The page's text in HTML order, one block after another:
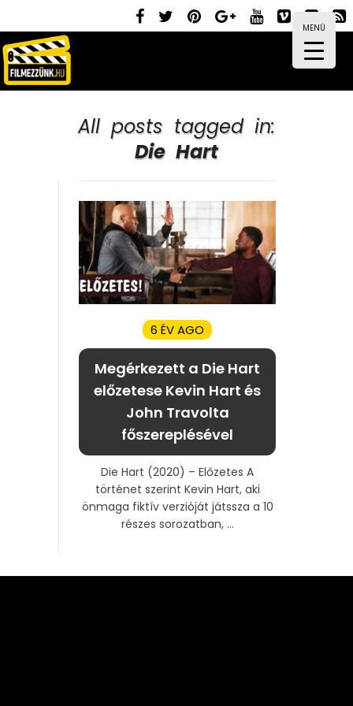
MENÜ
All posts tagged in:
Die Hart
6 ÉV AGO
Megérkezett a Die Hart
előzetese Kevin Hart és
John Travolta
főszereplésével
Die Hart (2020) – Előzetes A
történet szerint Kevin Hart, aki
önmaga fiktív verzióját játssza a 10
részes sorozatban, ...